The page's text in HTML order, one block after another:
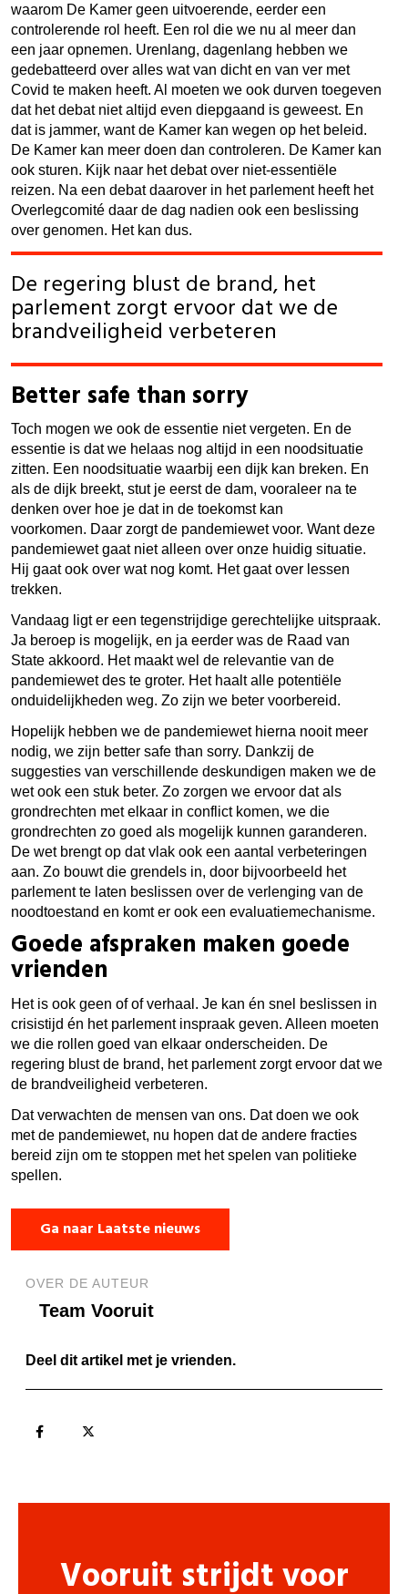
waarom De Kamer geen uitvoerende, eerder een
controlerende rol heeft. Een rol die we nu al meer dan
een jaar opnemen. Urenlang, dagenlang hebben we
gedebatteerd over alles wat van dicht en van ver met
Covid te maken heeft. Al moeten we ook durven toegeven
dat het debat niet altijd even diepgaand is geweest. En
dat is jammer, want de Kamer kan wegen op het beleid.
De Kamer kan meer doen dan controleren. De Kamer kan
ook sturen. Kijk naar het debat over niet-essentiële
reizen. Na een debat daarover in het parlement heeft het
Overlegcomité daar de dag nadien ook een beslissing
over genomen. Het kan dus.
De regering blust de brand, het
parlement zorgt ervoor dat we de
brandveiligheid verbeteren
Better safe than sorry
Toch mogen we ook de essentie niet vergeten. En de
essentie is dat we helaas nog altijd in een noodsituatie
zitten. Een noodsituatie waarbij een dijk kan breken. En
als de dijk breekt, stut je eerst de dam, vooraleer na te
denken over hoe je dat in de toekomst kan
voorkomen. Daar zorgt de pandemiewet voor. Want deze
pandemiewet gaat niet alleen over onze huidig situatie.
Hij gaat ook over wat nog komt. Het gaat over lessen
trekken.
Vandaag ligt er een tegenstrijdige gerechtelijke uitspraak.
Ja beroep is mogelijk, en ja eerder was de Raad van
State akkoord. Het maakt wel de relevantie van de
pandemiewet des te groter. Het haalt alle potentiële
onduidelijkheden weg. Zo zijn we beter voorbereid.
Hopelijk hebben we de pandemiewet hierna nooit meer
nodig, we zijn better safe than sorry. Dankzij de
suggesties van verschillende deskundigen maken we de
wet ook een stuk beter. Zo zorgen we ervoor dat als
grondrechten met elkaar in conflict komen, we die
grondrechten zo goed als mogelijk kunnen garanderen.
De wet brengt op dat vlak ook een aantal verbeteringen
aan. Zo bouwt die grendels in, door bijvoorbeeld het
parlement te laten beslissen over de verlenging van de
noodtoestand en komt er ook een evaluatiemechanisme.
Goede afspraken maken goede
vrienden
Het is ook geen of of verhaal. Je kan én snel beslissen in
crisistijd én het parlement inspraak geven. Alleen moeten
we die rollen goed van elkaar onderscheiden. De
regering blust de brand, het parlement zorgt ervoor dat we
de brandveiligheid verbeteren.
Dat verwachten de mensen van ons. Dat doen we ook
met de pandemiewet, nu hopen dat de andere fracties
bereid zijn om te stoppen met het spelen van politieke
spellen.
Ga naar Laatste nieuws
OVER DE AUTEUR
Team Vooruit
Deel dit artikel met je vrienden.
Vooruit strijdt voor